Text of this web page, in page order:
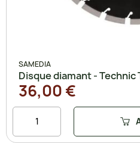
SAMEDIA
Disque diamant - Technic
36,00 €